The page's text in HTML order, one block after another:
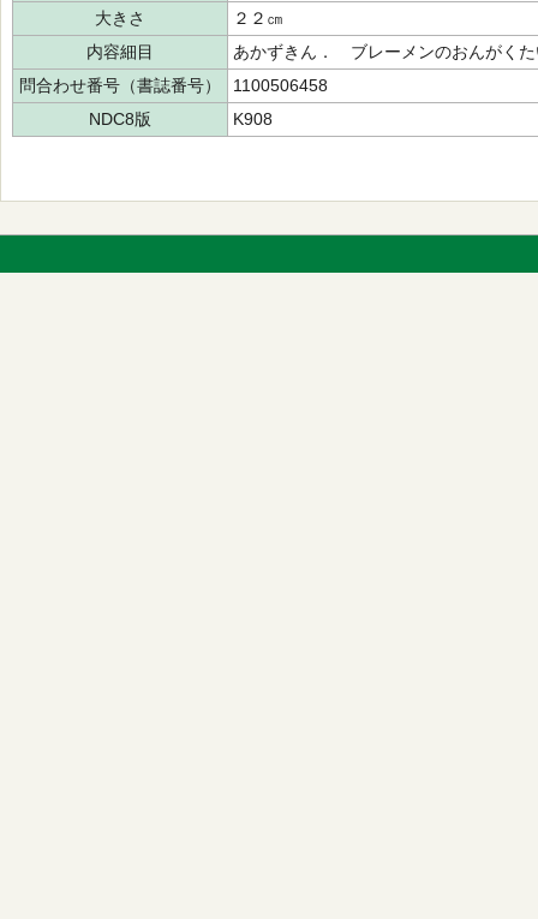
大きさ
２２㎝
内容細目
あかずきん． ブレーメンのおんがく
問合わせ番号（書誌番号）
1100506458
NDC8版
K908